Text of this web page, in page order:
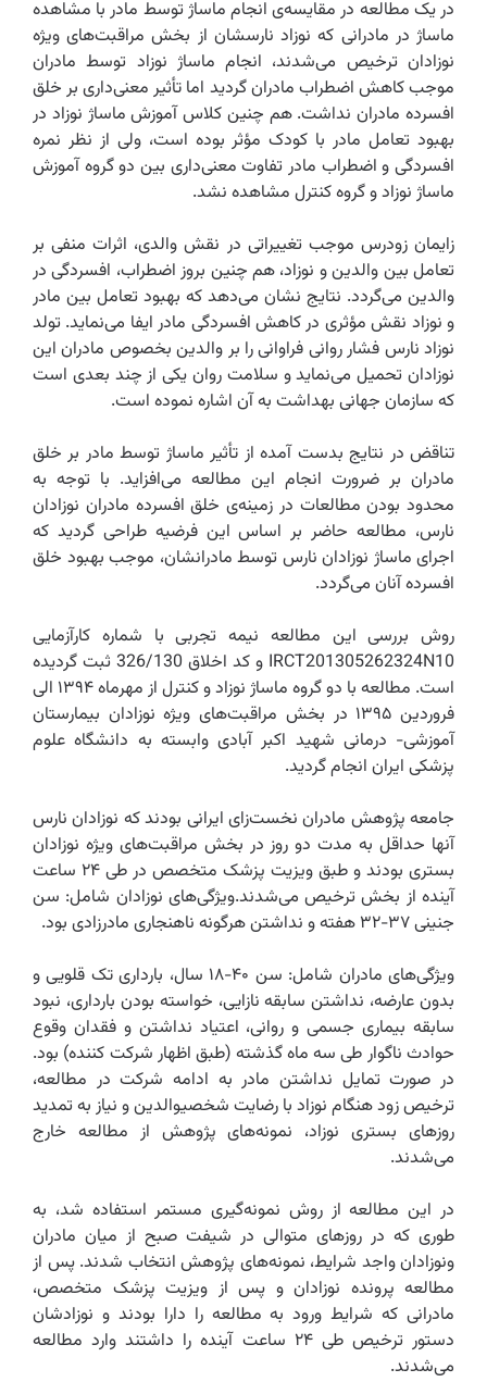
در یک مطالعه در مقایسه‌ی انجام ماساژ توسط مادر با مشاهده
ماساژ در مادرانی که نوزاد نارسشان از بخش مراقبت‌های ویژه
نوزادان ترخیص می‌شدند، انجام ماساژ نوزاد توسط مادران
موجب کاهش اضطراب مادران گردید اما تأثیر معنی‌داری بر خلق
افسرده مادران نداشت. هم چنین کلاس آموزش ماساژ نوزاد در
بهبود تعامل مادر با کودک مؤثر بوده است، ولی از نظر نمره
افسردگی و اضطراب مادر تفاوت معنی‌داری بین دو گروه آموزش
ماساژ نوزاد و گروه کنترل مشاهده نشد.‌
زایمان زودرس موجب تغییراتی در نقش والدی، اثرات منفی بر
تعامل بین والدین و نوزاد، هم چنین بروز اضطراب، افسردگی در
والدین می‌گردد. نتایج نشان می‌دهد که بهبود تعامل بین مادر
و نوزاد نقش مؤثری در کاهش افسردگی مادر ایفا می‌نماید. تولد
نوزاد نارس فشار روانی فراوانی را بر والدین بخصوص مادران این
نوزادان تحمیل می‌نماید و سلامت روان یکی از چند بعدی است
که سازمان جهانی بهداشت به آن اشاره نموده است.
تناقض در نتایج بدست آمده از تأثیر ماساژ توسط مادر بر خلق
مادران بر ضرورت انجام این مطالعه می‌افزاید. با توجه به
محدود بودن مطالعات در زمینه‌ی خلق افسرده مادران نوزادان
نارس، مطالعه حاضر بر اساس این فرضیه طراحی گردید که
اجرای ماساژ نوزادان نارس توسط مادرانشان، موجب بهبود خلق
افسرده آنان می‌گردد.‌
روش بررسی این مطالعه نیمه تجربی با شماره کارآزمایی
IRCT201305262324N10 و کد اخلاق 326/130‌ ثبت گردیده
است. مطالعه با دو گروه ماساژ نوزاد و کنترل از مهرماه ۱۳۹۴ الی
فروردین ۱۳۹۵ در بخش مراقبت‌های ویژه نوزادان بیمارستان
آموزشی- درمانی شهید اکبر آبادی وابسته به دانشگاه علوم
پزشکی ایران انجام گردید.
جامعه پژوهش مادران نخست‌زای ایرانی بودند که نوزادان نارس
آنها حداقل به مدت دو روز در بخش مراقبت‌های ویژه نوزادان
بستری بودند و طبق ویزیت پزشک متخصص در طی ۲۴ ساعت
آینده از بخش ترخیص می‌شدند.ویژگی‌های نوزادان شامل: سن
جنینی ۳۷-۳۲ هفته و نداشتن هرگونه ناهنجاری مادرزادی بود.
ویژگی‌های مادران شامل:‌ سن ۴۰-۱۸ سال، بارداری تک قلویی و
بدون عارضه، نداشتن سابقه نازایی، خواسته بودن بارداری، نبود
سابقه بیماری جسمی و روانی، اعتیاد نداشتن و فقدان وقوع
حوادث ناگوار طی سه ماه گذشته (طبق اظهار شرکت کننده) بود.
در صورت تمایل نداشتن مادر به ادامه شرکت در مطالعه،
ترخیص زود هنگام نوزاد با رضایت شخصیوالدین و نیاز به تمدید
روزهای بستری نوزاد، نمونه‌های پژوهش از مطالعه خارج
می‌شدند.‌
در این مطالعه از روش نمونه‌گیری مستمر استفاده شد، به
طوری که در روزهای متوالی در شیفت صبح از میان مادران
ونوزادان واجد شرایط، نمونه‌های پژوهش انتخاب شدند. پس از
مطالعه پرونده نوزادان و پس از ویزیت پزشک متخصص،
مادرانی که شرایط ورود به مطالعه را دارا بودند و نوزادشان
دستور ترخیص طی ۲۴ ساعت آینده را داشتند وارد مطالعه
می‌شدند.